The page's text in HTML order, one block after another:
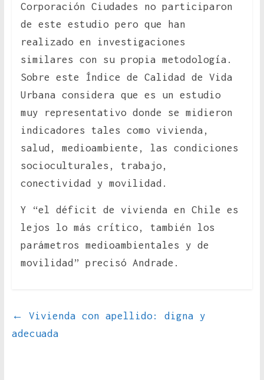
Corporación Ciudades no participaron
de este estudio pero que han
realizado en investigaciones
similares con su propia metodología.
Sobre este Índice de Calidad de Vida
Urbana considera que es un estudio
muy representativo donde se midieron
indicadores tales como vivienda,
salud, medioambiente, las condiciones
socioculturales, trabajo,
conectividad y movilidad.
Y “el déficit de vivienda en Chile es
lejos lo más crítico, también los
parámetros medioambientales y de
movilidad” precisó Andrade.
←
Vivienda con apellido: digna y
adecuada